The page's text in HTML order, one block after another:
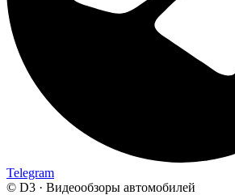
Telegram
© D3 · Видеообзоры автомобилей